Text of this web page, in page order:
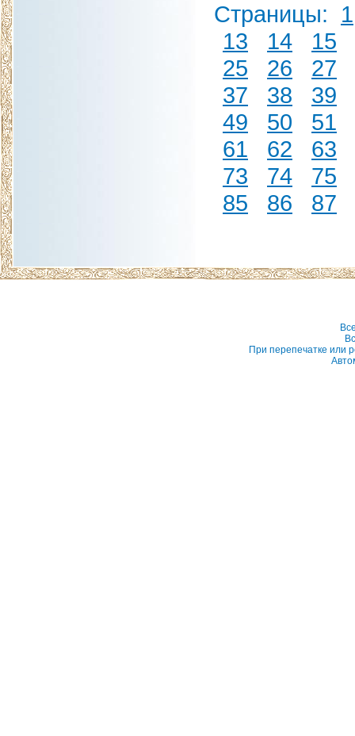
Страницы: 1
13
14
15
25
26
27
37
38
39
49
50
51
61
62
63
73
74
75
85
86 87
При перепечатке или